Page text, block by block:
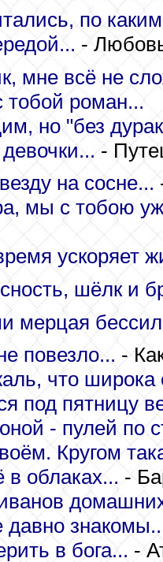
по
-
мне всё не
роман...
но "без
-
на сосне...
мы с тобою
ускоряет
шёлк и
мерцая
повезло... -
что широка
под пятницу
- пулей по
Кругом
облаках... -
в бога... -